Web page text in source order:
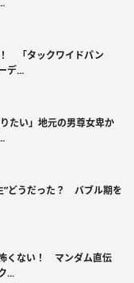
「タックワイドパン
デ...
たい」地元の男尊女卑か
”どうだった？ バブル期を
くない！ マンダム直伝
...